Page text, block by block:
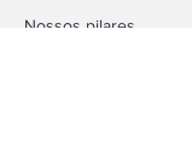
Nossos pilares